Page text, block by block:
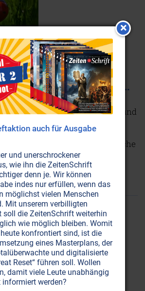
KOMMUNIKATION MIT DER NATUR
mit der Milbe…
sprießt und knospet, holen wir
aus dem Winterhandschuh und
den Garten. Die folgenden
Tipps stammen von
von Naturgeistern, welche
und Haustiere betreuen.
Flensburger Heften publiziert.
auch für Ausgabe
und unerschrockener
wie ihn die ZeitenSchrift
denn je. Wir können
indes nur erfüllen, wenn das
möglichst vielen Menschen
Mit unserem verbilligten
soll die ZeitenSchrift weiterhin
wie möglich bleiben. Womit
konfrontiert sind, ist die
eines Masterplans, der
und digitalisierte
Reset“ führen soll. Wollen
damit viele Leute unabhängig
werden?